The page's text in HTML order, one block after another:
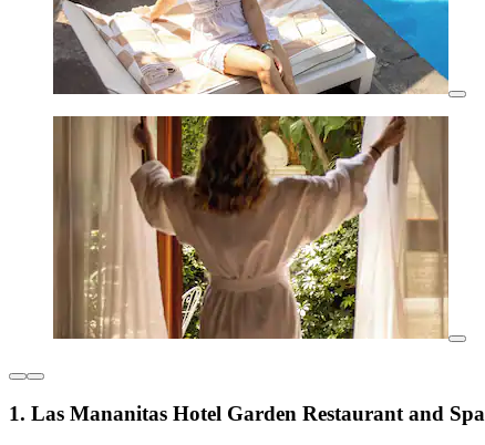
1. Las Mananitas Hotel Garden Restaurant and Spa